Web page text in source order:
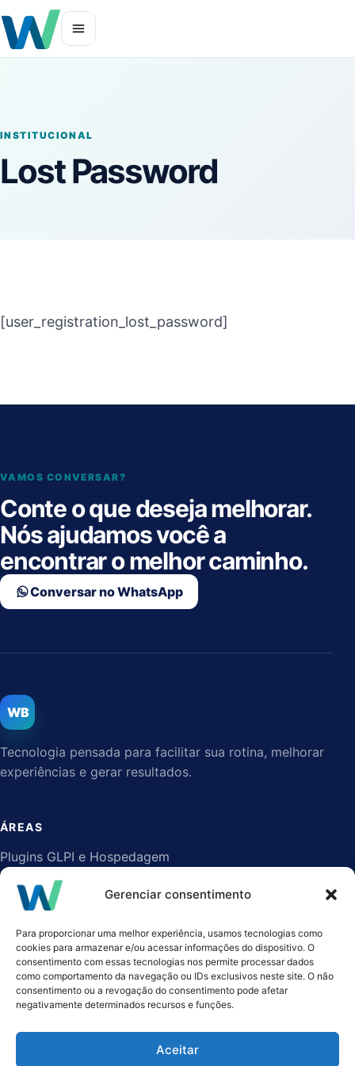
Gerenciar consentimento
Para proporcionar uma melhor experiência, usamos tecnologias como
cookies para armazenar e/ou acessar informações do dispositivo. O
consentimento com essas tecnologias nos permite processar dados
como comportamento da navegação ou IDs exclusivos neste site. O não
consentimento ou a revogação do consentimento pode afetar
negativamente determinados recursos e funções.
Aceitar
INSTITUCIONAL
Lost Password
[user_registration_lost_password]
VAMOS CONVERSAR?
Conte o que deseja melhorar.
Nós ajudamos você a
encontrar o melhor caminho.
Conversar no WhatsApp
WB
Tecnologia pensada para facilitar sua rotina, melhorar
experiências e gerar resultados.
ÁREAS
Plugins GLPI e Hospedagem
Viver Today
NPSense IQ
Cooleroke
ACESSO
Área de clientes
WB Store
Todos os produtos